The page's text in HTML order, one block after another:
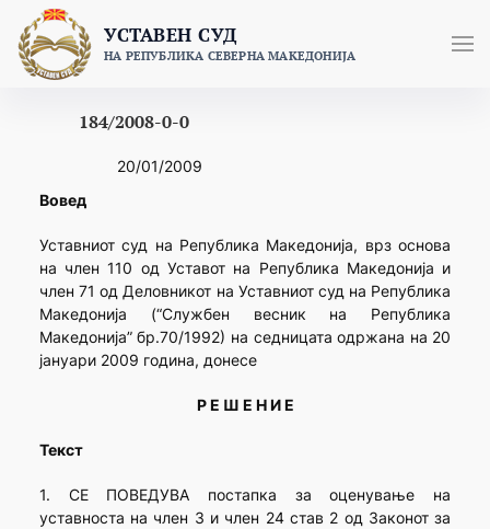
content
УСТАВЕН СУД
НА РЕПУБЛИКА СЕВЕРНА МАКЕДОНИЈА
184/2008-0-0
20/01/2009
Вовед
Уставниот суд на Република Македонија, врз основа
на член 110 од Уставот на Република Македонија и
член 71 од Деловникот на Уставниот суд на Република
Македонија (“Службен весник на Република
Македонија” бр.70/1992) на седницата одржана на 20
јануари 2009 година, донесе
Р Е Ш Е Н И Е
Текст
1. СЕ ПОВЕДУВА постапка за оценување на
уставноста на член 3 и член 24 став 2 од Законот за